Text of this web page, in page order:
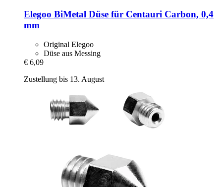
Elegoo BiMetal Düse für Centauri Carbon, 0,4
mm
Original Elegoo
Düse aus Messing
€ 6,09
Zustellung bis 13. August